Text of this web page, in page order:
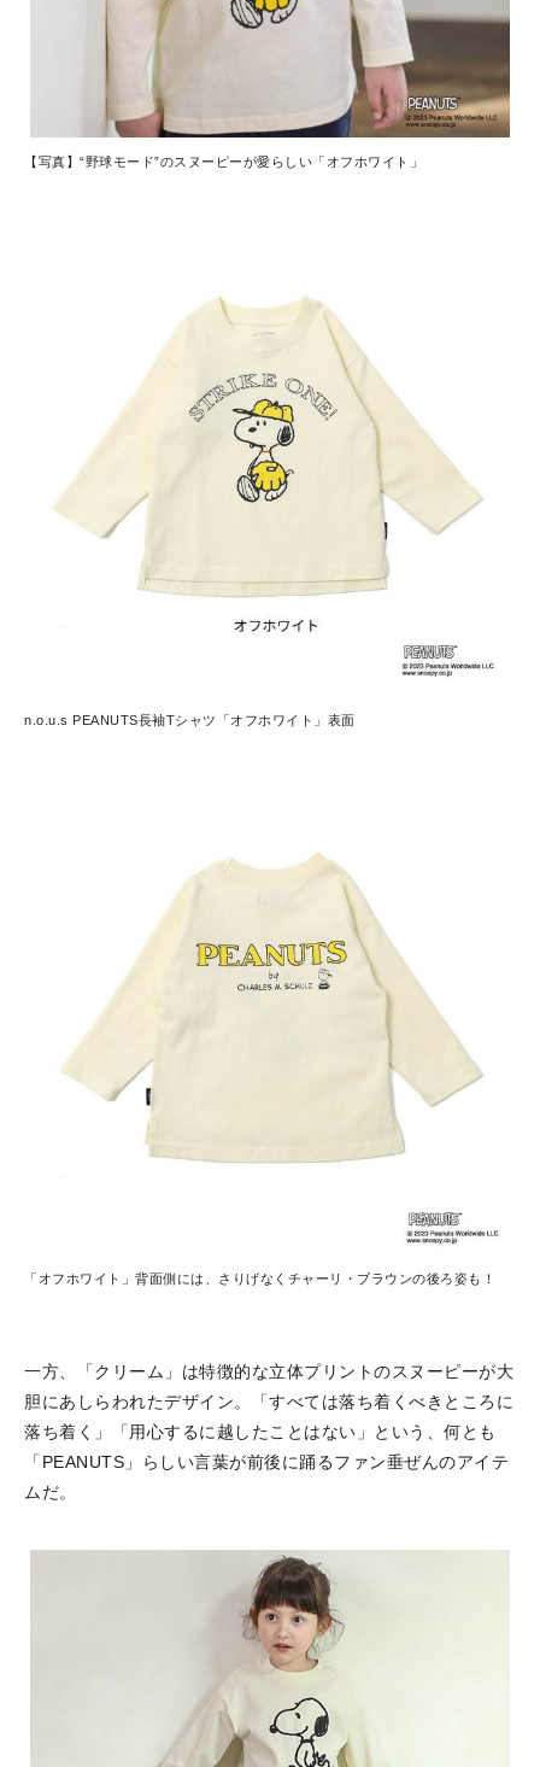
【写真】“野球モード”のスヌーピーが愛らしい「オフホワイト」
n.o.u.s PEANUTS長袖Tシャツ「オフホワイト」表面
「オフホワイト」背面側には、さりげなくチャーリ・ブラウンの後ろ姿も！
一方、「クリーム」は特徴的な立体プリントのスヌーピーが大
胆にあしらわれたデザイン。「すべては落ち着くべきところに
落ち着く」「用心するに越したことはない」という、何とも
「PEANUTS」らしい言葉が前後に踊るファン垂ぜんのアイテ
ムだ。